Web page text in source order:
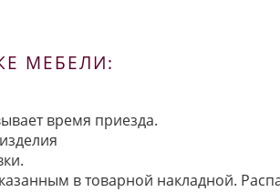
МЕБЕЛИ:
время приезда.
в товарной накладной.